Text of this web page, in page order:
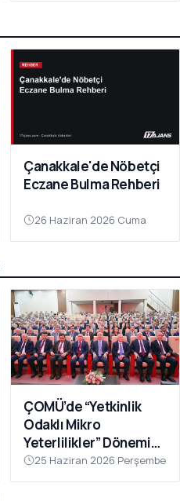
Çanakkale'de Nöbetçi
Eczane Bulma Rehberi
26 Haziran 2026 Cuma
ÇOMÜ’de “Yetkinlik
Odaklı Mikro
Yeterlilikler” Dönemi
Başlıyor
25 Haziran 2026 Perşembe